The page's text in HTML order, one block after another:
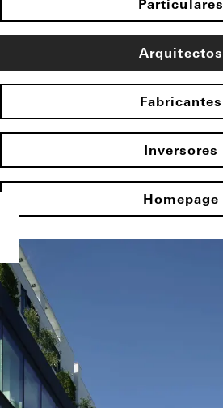
Particulares
Arquitectos
Fabricantes
Inversores
Homepage